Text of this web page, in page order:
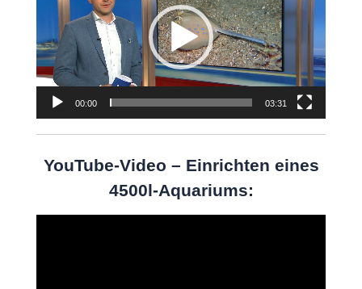
00:00 03:31
YouTube-Video – Einrichten eines
4500l-Aquariums: